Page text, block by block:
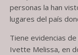
personas la han
lugares del país
Tiene evidencias
Ivette Melissa, en